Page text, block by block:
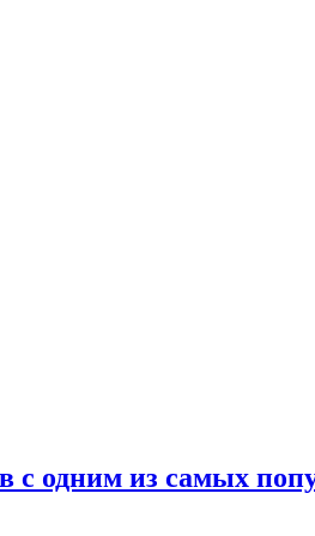
с одним из самых